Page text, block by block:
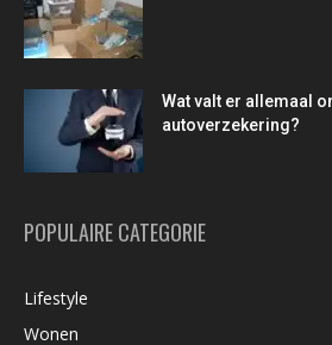
Wat valt er allemaal
autoverzekering?
POPULAIRE CATEGORIE
Lifestyle
Wonen